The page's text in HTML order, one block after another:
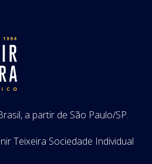
a partir de São Paulo/SP.
Teixeira Sociedade Individual